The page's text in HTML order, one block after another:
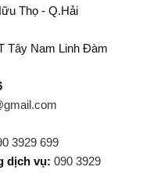
Thọ - Q.Hải
Tây Nam Linh Đàm
3929 699
dịch vụ:090 3929